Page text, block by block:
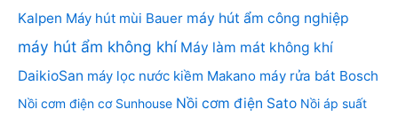
Kalpen Máy hút mùi Bauer máy hút ẩm công nghiệp
máy hút ẩm không khí Máy làm mát không khí
DaikioSan máy lọc nước kiềm Makano máy rửa bát Bosch
Nồi cơm điện cơ Sunhouse Nồi cơm điện Sato Nồi áp suất